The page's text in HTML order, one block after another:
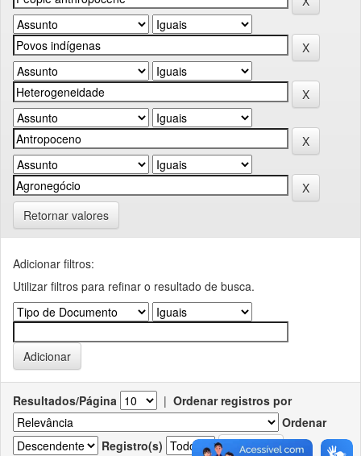
Retornar valores
Adicionar filtros:
Utilizar filtros para refinar o resultado de busca.
Resultados/Página | Ordenar registros por
Ordenar
Registro(s)